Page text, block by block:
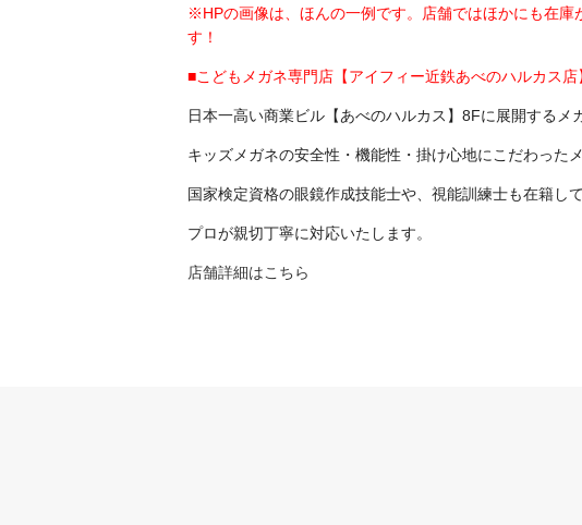
※HPの画像は、ほんの一例です。店舗ではほかにも在庫
す！
■こどもメガネ専門店【アイフィー近鉄あべのハルカス店
日本一高い商業ビル【あべのハルカス】8Fに展開するメ
キッズメガネの安全性・機能性・掛け心地にこだわった
国家検定資格の眼鏡作成技能士や、視能訓練士も在籍し
プロが親切丁寧に対応いたします。
店舗詳細はこちら